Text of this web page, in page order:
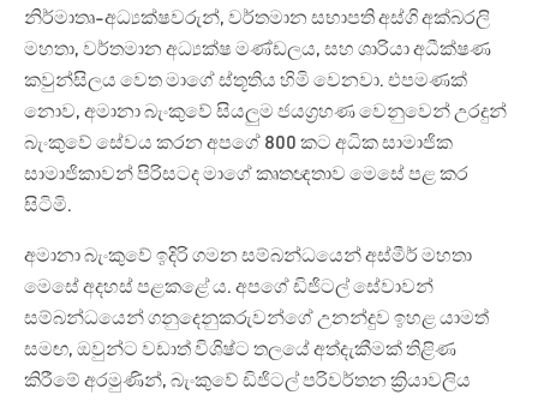
නිර්මාතෘ-අධ්‍යක්ෂවරුන්, වර්තමාන සභාපති අස්ගි අක්බරලි
මහතා, වර්තමාන අධ්‍යක්ෂ මණ්ඩලය, සහ ශාරියා අධීක්ෂණ
කවුන්සිලය වෙත මාගේ ස්තූතිය හිමි වෙනවා. එපමණක්
නොව, අමානා බැංකුවේ සියලුම ජයග්‍රහණ වෙනුවෙන් උරදුන්
බැංකුවේ සේවය කරන අපගේ 800 කට අධික සාමාජික
සාමාජිකාවන් පිරිසටද මාගේ කෘතඥතාව මෙසේ පළ කර
සිටිමි.
අමානා බැංකුවේ ඉදිරි ගමන සම්බන්ධයෙන් අස්මීර් මහතා
මෙසේ අදහස් පළකළේ ය. අපගේ ඩිජිටල් සේවාවන්
සම්බන්ධයෙන් ගනුදෙනුකරුවන්ගේ උනන්දුව ඉහළ යාමත්
සමඟ, ඔවුන්ට වඩාත් විශිෂ්ට තලයේ අත්දැකීමක් තිළිණ
කිරීමේ අරමුණින්, බැංකුවේ ඩිජිටල් පරිවර්තන ක්‍රියාවලිය